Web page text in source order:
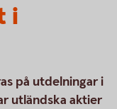
i
på utdelningar i
utländska aktier